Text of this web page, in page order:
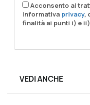
Acconsento al
informativa privacy,
finalità ai punti i) e ii)
VEDI ANCHE